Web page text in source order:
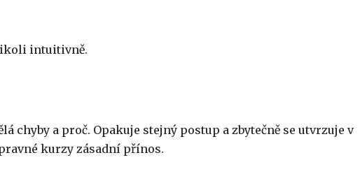
intuitivně.
chyby a proč. Opakuje stejný postup a zbytečně se utvrzuje v
kurzy zásadní přínos.